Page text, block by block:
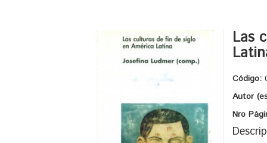
Las
Código:
Autor
Nro